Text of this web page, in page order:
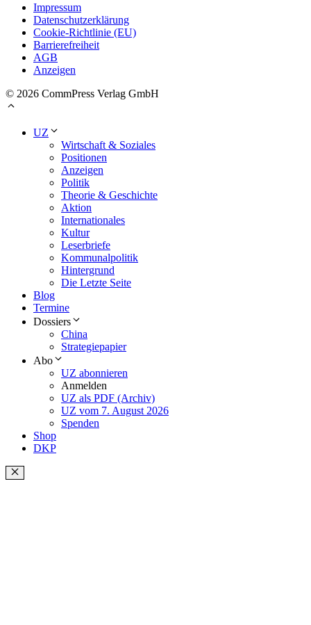
Impressum
Datenschutzerklärung
Cookie-Richtlinie (EU)
Barrierefreiheit
AGB
Anzeigen
© 2026 CommPress Verlag GmbH
UZ
Wirtschaft & Soziales
Positionen
Anzeigen
Politik
Theorie & Geschichte
Aktion
Internationales
Kultur
Leserbriefe
Kommunalpolitik
Hintergrund
Die Letzte Seite
Blog
Termine
Dossiers
China
Strategiepapier
Abo
UZ abonnieren
Anmelden
UZ als PDF (Archiv)
UZ vom 7. August 2026
Spenden
Shop
DKP
Schließen